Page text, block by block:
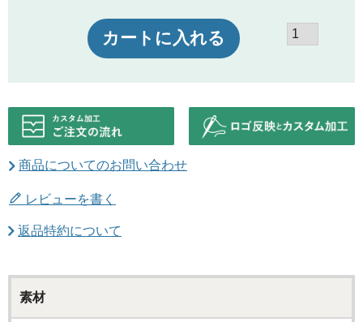
カートに入れる
商品についてのお問い合わせ
レビューを書く
返品特約について
素材